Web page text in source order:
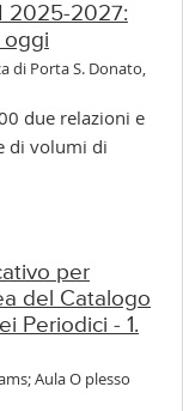
2025-2027:
oggi
di Porta S. Donato,
due relazioni e
di volumi di
per
del Catalogo
Periodici - 1.
Aula O plesso